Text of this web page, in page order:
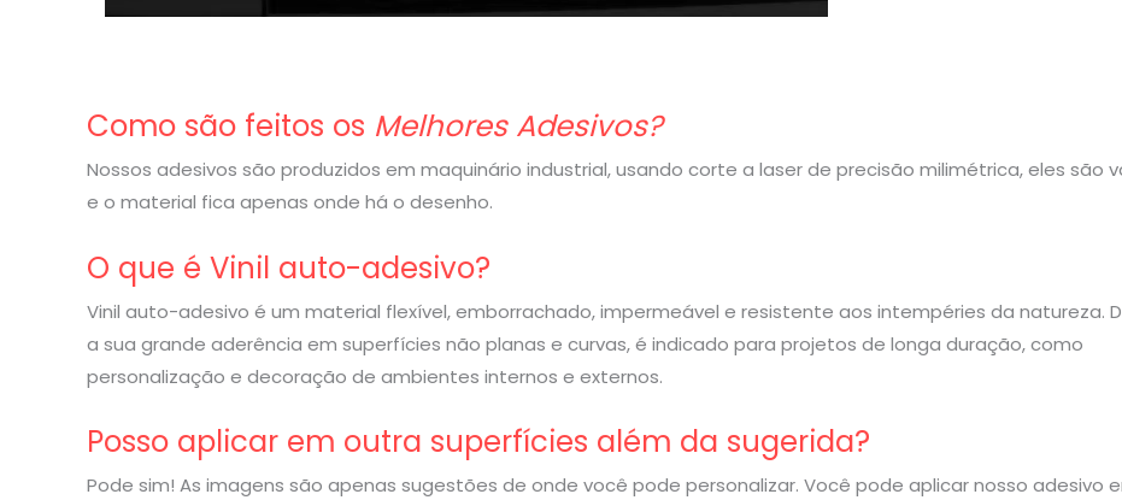
Como são feitos os Melhores Adesivos?
Nossos adesivos são produzidos em maquinário industrial, usando corte a laser de precisão milimétrica, eles são
e o material fica apenas onde há o desenho.
O que é Vinil auto-adesivo?
Vinil auto-adesivo é um material flexível, emborrachado, impermeável e resistente aos intempéries da natureza.
a sua grande aderência em superfícies não planas e curvas, é indicado para projetos de longa duração, como
personalização e decoração de ambientes internos e externos.
Posso aplicar em outra superfícies além da sugerida?
Pode sim! As imagens são apenas sugestões de onde você pode personalizar. Você pode aplicar nosso adesivo